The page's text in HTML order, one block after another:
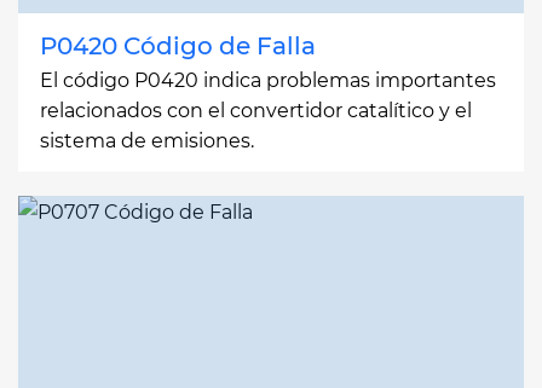
P0420 Código de Falla
El código P0420 indica problemas importantes
relacionados con el convertidor catalítico y el
sistema de emisiones.